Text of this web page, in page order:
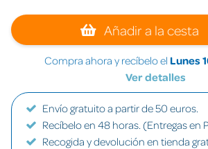
Añadir a la cesta
Compra ahora y recíbelo el Lunes
Ver detalles
Envío gratuito a partir de 50 euros.
Recíbelo en 48 horas. (Entregas en
Recogida y devolución en tienda